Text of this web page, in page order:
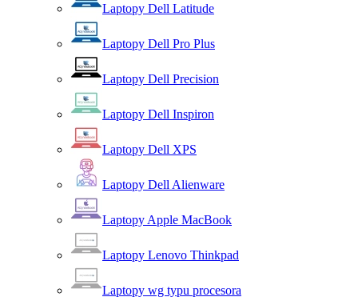
Laptopy Dell Latitude
Laptopy Dell Pro Plus
Laptopy Dell Precision
Laptopy Dell Inspiron
Laptopy Dell XPS
Laptopy Dell Alienware
Laptopy Apple MacBook
Laptopy Lenovo Thinkpad
Laptopy wg typu procesora